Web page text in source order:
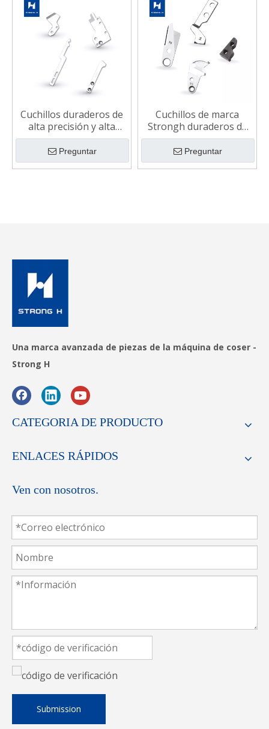
Cuchillos duraderos de
alta precisión y alta
calidad para máquinas
de coser industriales
Preguntar
Cuchillos de marca
Strongh duraderos de
alta calidad para
máquinas de coser
industriales
Preguntar
Una marca avanzada de piezas de la máquina de coser -
Strong H
CATEGORIA DE PRODUCTO
ENLACES RÁPIDOS
Ven con nosotros.
Submission